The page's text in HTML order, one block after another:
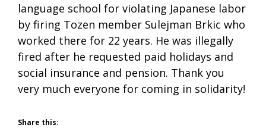
language school for violating Japanese labor
by firing Tozen member Sulejman Brkic who
worked there for 22 years. He was illegally
fired after he requested paid holidays and
social insurance and pension. Thank you
very much everyone for coming in solidarity!
Share this: